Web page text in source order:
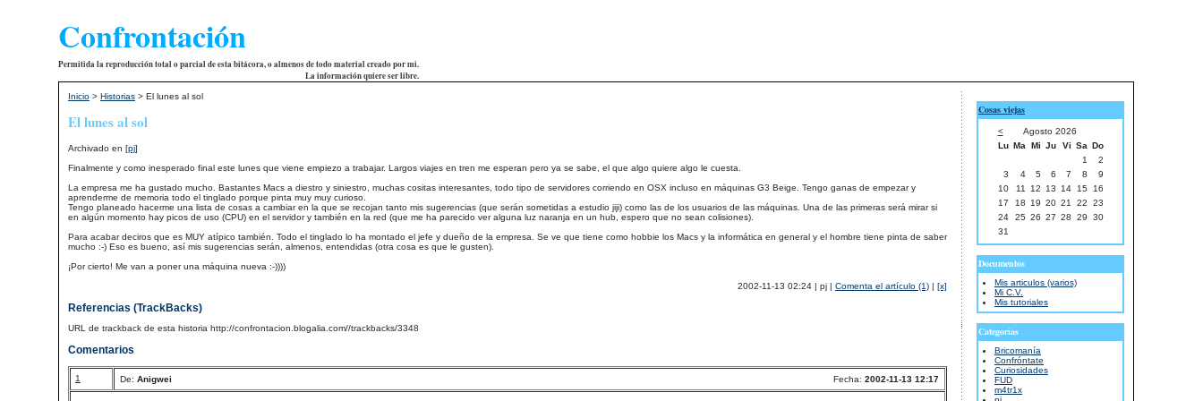
Confrontación
Permitida la reproducción total o parcial de esta bitácora, o almenos de todo material creado por mi.
La información quiere ser libre.
Inicio > Historias > El lunes al sol
El lunes al sol
Archivado en [pj]
Finalmente y como inesperado final este lunes que viene empiezo a trabajar. Largos viajes en tren me esperan pero ya se sabe, el que algo quiere algo le cuesta.
La empresa me ha gustado mucho. Bastantes Macs a diestro y siniestro, muchas cositas interesantes, todo tipo de servidores corriendo en OSX incluso en máquinas G3 Beige. Tengo ganas de empezar y
aprenderme de memoria todo el tinglado porque pinta muy muy curioso.
Tengo planeado hacerme una lista de cosas a cambiar en la que se recojan tanto mis sugerencias (que serán sometidas a estudio jiji) como las de los usuarios de las máquinas. Una de las primeras será mirar si
en algún momento hay picos de uso (CPU) en el servidor y también en la red (que me ha parecido ver alguna luz naranja en un hub, espero que no sean colisiones).
Para acabar deciros que es MUY atípico también. Todo el tinglado lo ha montado el jefe y dueño de la empresa. Se ve que tiene como hobbie los Macs y la informática en general y el hombre tiene pinta de saber
mucho :-) Eso es bueno, así mis sugerencias serán, almenos, entendidas (otra cosa es que le gusten).
¡Por cierto! Me van a poner una máquina nueva :-))))
2002-11-13 02:24 | pj | Comenta el artículo (1) | [x]
Referencias (TrackBacks)
URL de trackback de esta historia http://confrontacion.blogalia.com//trackbacks/3348
Comentarios
1 De: Anigwei Fecha: 2002-11-13 12:17
Cosas viejas
<
Agosto 2026
Lu Ma Mi Ju Vi Sa Do
1
2
3
4 5 6 7 8
9
10
11 12 13 14 15
16
17
18 19 20 21 22
23
24
25 26 27 28 29
30
31
Documentos
Mis articulos (varios)
Mi C.V.
Mis tutoriales
Categorías
Bricomanía
Confróntate
Curiosidades
FUD
m4tr1x